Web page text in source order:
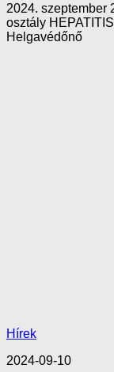
2024. szeptember
osztály
Helgavédőnő
Hírek
2024-09-10